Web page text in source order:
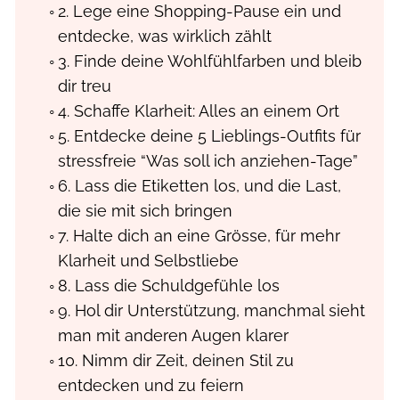
2. Lege eine Shopping-Pause ein und
entdecke, was wirklich zählt
3. Finde deine Wohlfühlfarben und bleib
dir treu
4. Schaffe Klarheit: Alles an einem Ort
5. Entdecke deine 5 Lieblings-Outfits für
stressfreie “Was soll ich anziehen-Tage”
6. Lass die Etiketten los, und die Last,
die sie mit sich bringen
7. Halte dich an eine Grösse, für mehr
Klarheit und Selbstliebe
8. Lass die Schuldgefühle los
9. Hol dir Unterstützung, manchmal sieht
man mit anderen Augen klarer
10. Nimm dir Zeit, deinen Stil zu
entdecken und zu feiern